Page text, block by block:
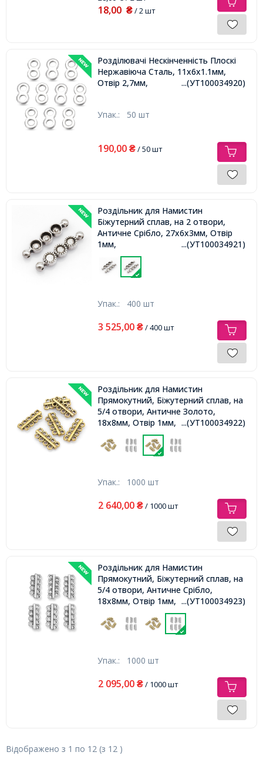
18,00 ₴/ 2 шт
Розділювачі Нескінченність Плоскі
Нержавіюча Сталь, 11х6х1.1мм,
Отвір 2,7мм,
...(УТ100034920)
Упак.: 50 шт
190,00 ₴/ 50 шт
Роздільник для Намистин
Біжутерний сплав, на 2 отвори,
Античне Срібло, 27х6х3мм, Отвір
1мм,
...(УТ100034921)
Упак.: 400 шт
3 525,00 ₴/ 400 шт
Роздільник для Намистин
Прямокутний, Біжутерний сплав, на
5/4 отвори, Античне Золото,
18х8мм, Отвір 1мм, ...(УТ100034922)
Упак.: 1000 шт
2 640,00 ₴/ 1000 шт
Роздільник для Намистин
Прямокутний, Біжутерний сплав, на
5/4 отвори, Античне Срібло,
18х8мм, Отвір 1мм, ...(УТ100034923)
Упак.: 1000 шт
2 095,00 ₴/ 1000 шт
Відображено з 1 по 12 (з 12 )